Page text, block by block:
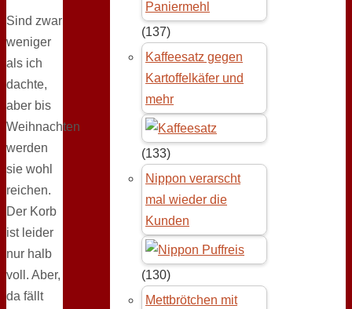
Sind zwar
weniger
als ich
dachte,
aber bis
Weihnachten
werden
sie wohl
reichen.
Der Korb
ist leider
nur halb
voll. Aber,
da fällt
(137)
Kaffeesatz gegen
Kartoffelkäfer und
mehr
(133)
Nippon verarscht
mal wieder die
Kunden
(130)
Mettbrötchen mit